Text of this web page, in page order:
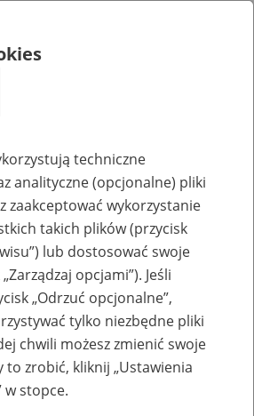
siebie - zakładanie profili
Twojej firmy
techniczne
analityczne (opcjonalne) pliki
zaakceptować wykorzystanie
takich plików (przycisk
lub dostosować swoje
opcjami”). Jeśli
„Odrzuć opcjonalne”,
tylko niezbędne pliki
chwili możesz zmienić swoje
to zrobić, kliknij „Ustawienia
w stopce.